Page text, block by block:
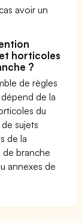
avoir un
horticoles
?
de règles
de la
du
sujets
de la
branche
annexes de